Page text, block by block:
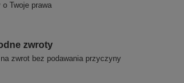
o Twoje prawa
zwroty
zwrot bez podawania przyczyny